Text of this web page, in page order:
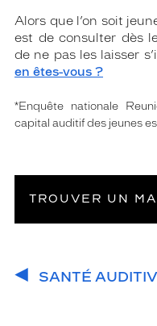
Alors que l’on soit
est de consulter dès
de ne pas les laisser
en êtes-vous ?
*Enquête nationale
capital auditif des jeunes
TROUVER UN
SANTÉ